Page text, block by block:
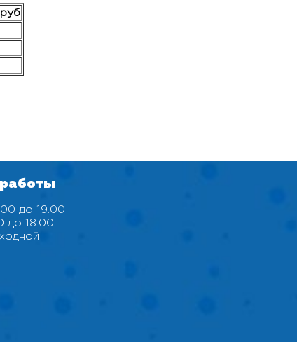
до 19.00
до 18.00